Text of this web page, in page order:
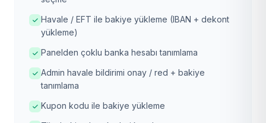
Havale / EFT ile bakiye yükleme (IBAN + dekont
yükleme)
Panelden çoklu banka hesabı tanımlama
Admin havale bildirimi onay / red + bakiye
tanımlama
Kupon kodu ile bakiye yükleme